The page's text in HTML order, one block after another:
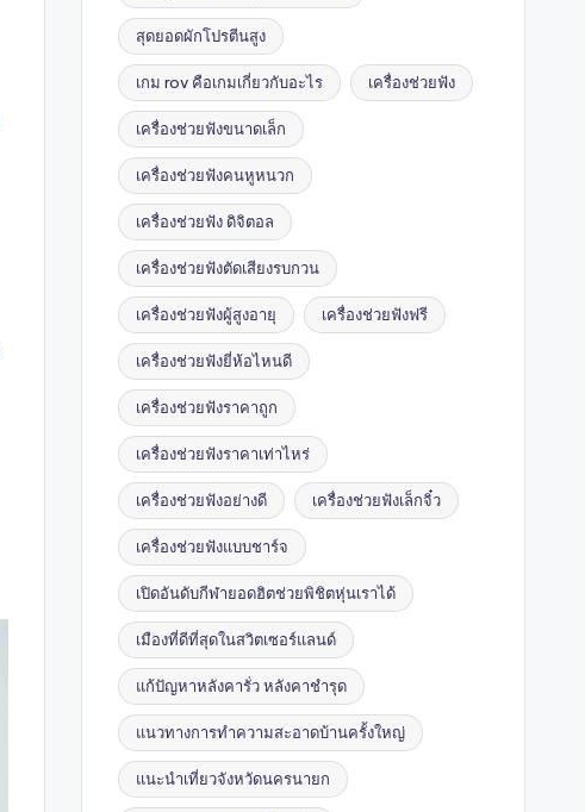
สุดยอดผักโปรตีนสูง
เกม rov คือเกมเกี่ยวกับอะไร เครื่องช่วยฟัง
เครื่องช่วยฟังขนาดเล็ก
เครื่องช่วยฟังคนหูหนวก
เครื่องช่วยฟัง ดิจิตอล
เครื่องช่วยฟังตัดเสียงรบกวน
เครื่องช่วยฟังผู้สูงอายุ เครื่องช่วยฟังฟรี
เครื่องช่วยฟังยี่ห้อไหนดี
เครื่องช่วยฟังราคาถูก
เครื่องช่วยฟังราคาเท่าไหร่
เครื่องช่วยฟังอย่างดี เครื่องช่วยฟังเล็กจิ๋ว
เครื่องช่วยฟังแบบชาร์จ
เปิดอันดับกีฬายอดฮิตช่วยพิชิตหุ่นเราได้
เมืองที่ดีที่สุดในสวิตเซอร์แลนด์
แก้ปัญหาหลังคารั่ว หลังคาชำรุด
แนวทางการทำความสะอาดบ้านครั้งใหญ่
แนะนำเที่ยวจังหวัดนครนายก